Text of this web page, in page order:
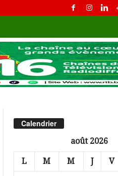
Calendrier
août 2026
L M M J V